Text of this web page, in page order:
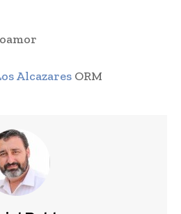
Alcazares ORM